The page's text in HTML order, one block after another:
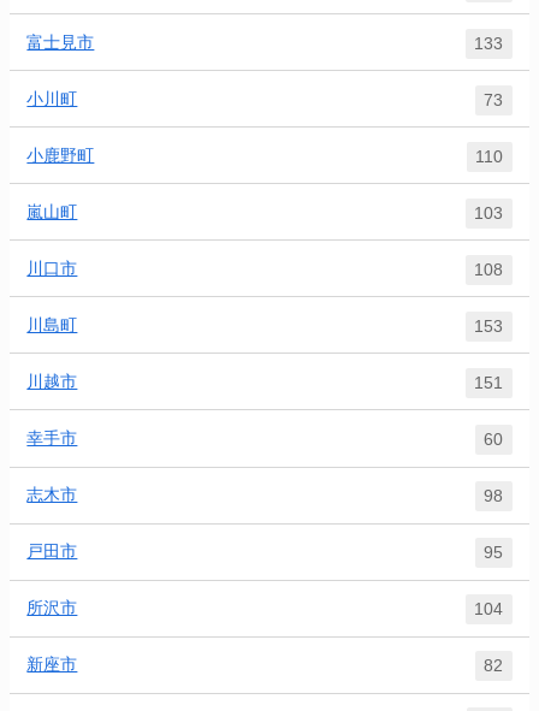
富士見市 133
小川町 73
小鹿野町 110
嵐山町 103
川口市 108
川島町 153
川越市 151
幸手市 60
志木市 98
戸田市 95
所沢市 104
新座市 82